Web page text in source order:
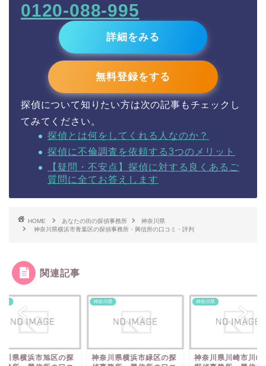
0120-088-995
詳細をみる
無料登録をする
探偵について知りたい方は次の記事もチェックし
てみてください。
探偵とは何をしてくれる人なのか？
探偵に不倫調査を依頼する3つのメリット
【疑問・不安点】探偵に対する良くあるご
質問に全てお答えします
HOME あなたの街の探偵事務所
神奈川県
神奈川県横浜市青葉区の探偵事務所・興信所の口コミ・評判
関連記事
川県横浜市旭区の探
神奈川県
神奈川県横浜市緑区の探
神奈川県
神奈川県川崎市川崎